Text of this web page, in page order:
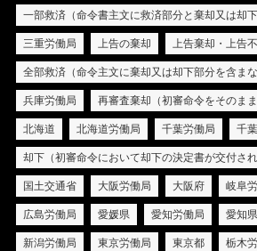
一部救済（命令書主文に救済部分と棄却又は却下
三重労働局 上告の棄却 上告棄却・上告
全部救済（命令主文に棄却又は却下部分を含まな
兵庫労働局 再審査棄却（初審命令をそのまま
北海道 北海道労働局 千葉労働局 千
却下（初審命令において却下の決定書が交付され
国土交通省 大阪労働局 大阪府 岐阜
広島労働局 愛媛県 愛知労働局 愛知県
新潟労働局 東京労働局 東京都 栃木